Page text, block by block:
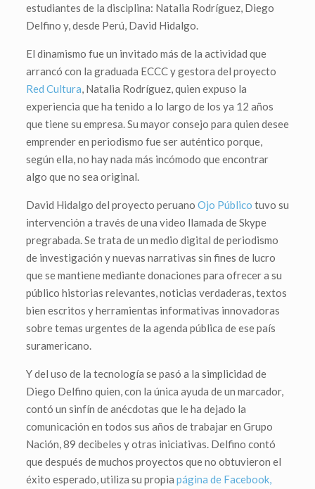
estudiantes de la disciplina: Natalia Rodríguez, Diego
Delfino y, desde Perú, David Hidalgo.
El dinamismo fue un invitado más de la actividad que
arrancó con la graduada ECCC y gestora del proyecto
Red Cultura, Natalia Rodríguez, quien expuso la
experiencia que ha tenido a lo largo de los ya 12 años
que tiene su empresa. Su mayor consejo para quien desee
emprender en periodismo fue ser auténtico porque,
según ella, no hay nada más incómodo que encontrar
algo que no sea original.
David Hidalgo del proyecto peruano Ojo Público tuvo su
intervención a través de una video llamada de Skype
pregrabada. Se trata de un medio digital de periodismo
de investigación y nuevas narrativas sin fines de lucro
que se mantiene mediante donaciones para ofrecer a su
público historias relevantes, noticias verdaderas, textos
bien escritos y herramientas informativas innovadoras
sobre temas urgentes de la agenda pública de ese país
suramericano.
Y del uso de la tecnología se pasó a la simplicidad de
Diego Delfino quien, con la única ayuda de un marcador,
contó un sinfín de anécdotas que le ha dejado la
comunicación en todos sus años de trabajar en Grupo
Nación, 89 decibeles y otras iniciativas. Delfino contó
que después de muchos proyectos que no obtuvieron el
éxito esperado, utiliza su propia página de Facebook,